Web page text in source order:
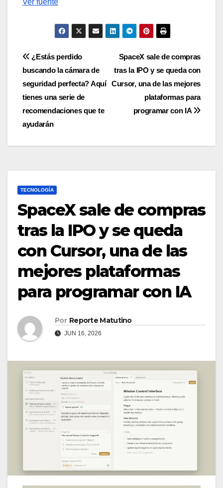
Ver fuente
Navegación
de
entradas
SpaceX sale de compras
tras la IPO y se queda con
Cursor, una de las mejores
plataformas para
programar con IA
¿Estás perdido
buscando la cámara de
seguridad perfecta? Aquí
tienes una serie de
recomendaciones que te
ayudarán
TECNOLOGÍA
SpaceX sale de compras
tras la IPO y se queda
con Cursor, una de las
mejores plataformas
para programar con IA
Por Reporte Matutino
JUN 16, 2026